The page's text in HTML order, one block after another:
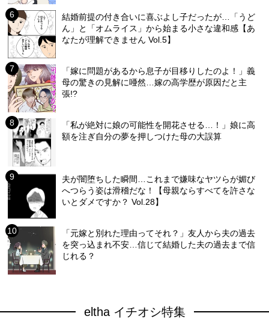
結婚前提の付き合いに喜ぶよし子だったが…「うど
ん」と「オムライス」から始まる小さな違和感【あ
なたが理解できません Vol.5】
「嫁に問題があるから息子が目移りしたのよ！」義
母の驚きの見解に唖然…嫁の高学歴が原因だと主
張!?
「私が絶対に娘の可能性を開花させる…！」娘に高
額を注ぎ自分の夢を押しつけた母の大誤算
夫が闇堕ちした瞬間…これまで嫌味なヤツらが媚び
へつらう姿は滑稽だな！【母親ならすべてを許さな
いとダメですか？ Vol.28】
「元嫁と別れた理由ってそれ？」友人から夫の過去
を突っ込まれ不安…信じて結婚した夫の過去まで信
じれる？
eltha イチオシ特集